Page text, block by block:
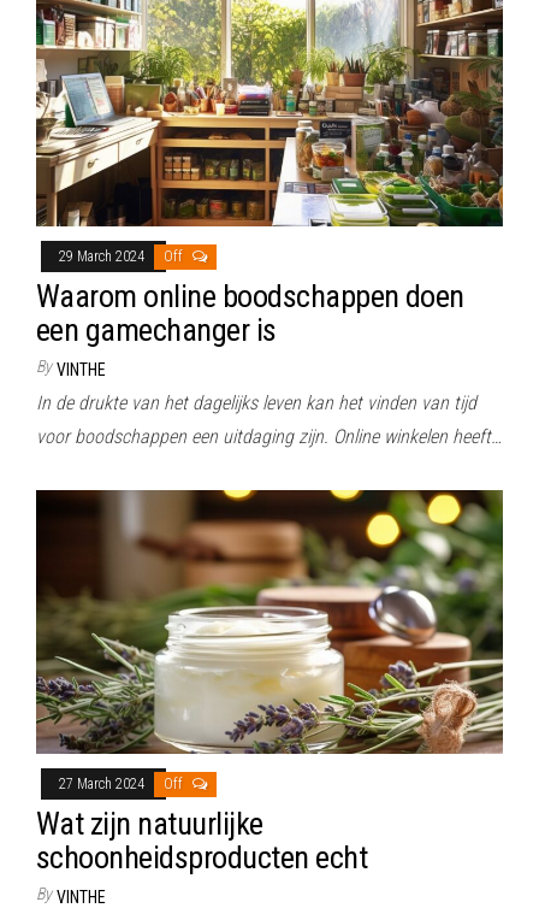
29 March 2024 Off
Waarom online boodschappen doen
een gamechanger is
By VINTHE
In de drukte van het dagelijks leven kan het vinden van tijd
voor boodschappen een uitdaging zijn. Online winkelen heeft…
27 March 2024 Off
Wat zijn natuurlijke
schoonheidsproducten echt
By VINTHE